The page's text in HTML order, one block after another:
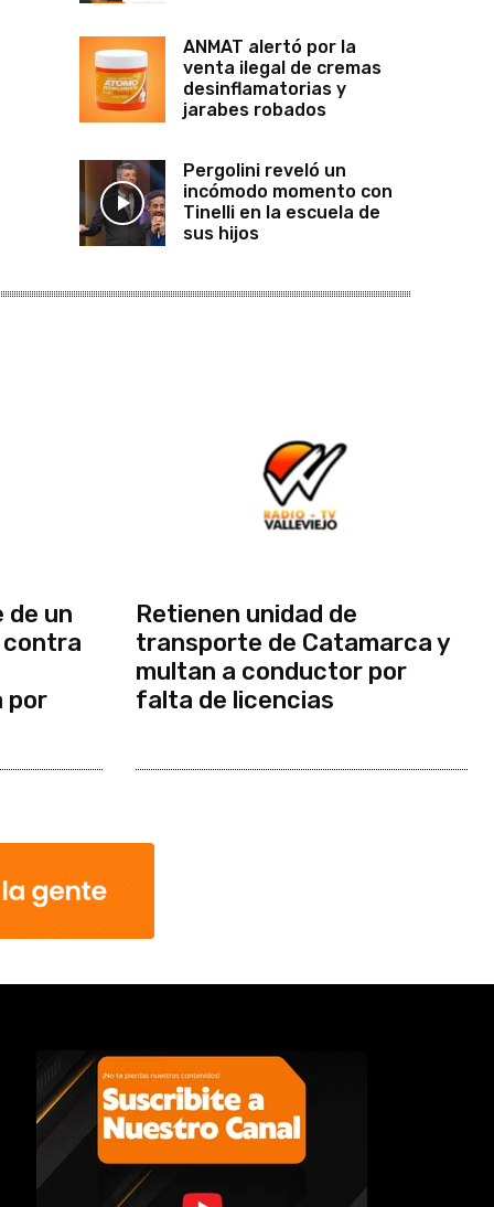
ANMAT alertó por la
venta ilegal de cremas
desinflamatorias y
jarabes robados
Pergolini reveló un
incómodo momento con
Tinelli en la escuela de
sus hijos
de un
contra
por
Retienen unidad de
transporte de Catamarca y
multan a conductor por
falta de licencias